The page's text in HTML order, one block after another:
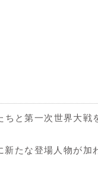
と第一次世界大戦
たな登場人物が加